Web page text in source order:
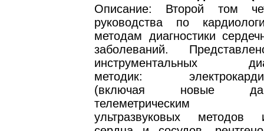
Описание: Второй том
руководства по
методам диагностики
заболеваний.
инструментальных
методик:
(включая новые
телеметрическим
ультразвуковых методов